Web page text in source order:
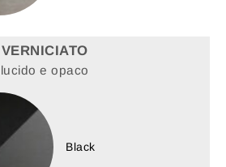
VERNICIATO
lucido e opaco
Black